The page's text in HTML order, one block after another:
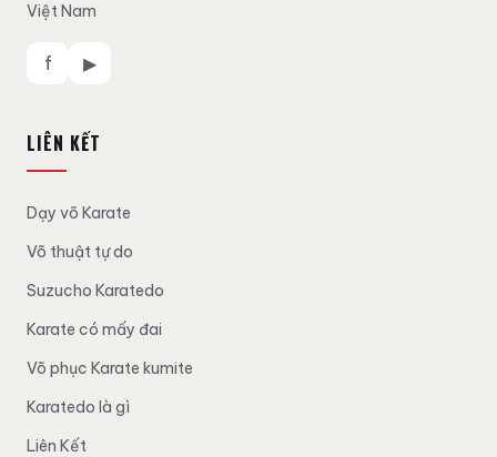
Việt Nam
f ▶
LIÊN KẾT
Dạy võ Karate
Võ thuật tự do
Suzucho Karatedo
Karate có mấy đai
Võ phục Karate kumite
Karatedo là gì
Liên Kết